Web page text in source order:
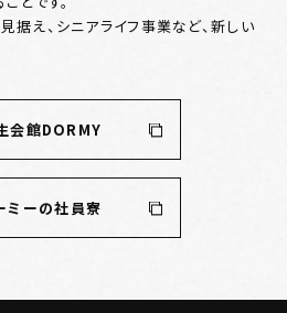
え、シニアライフ事業など、新しい
会館DORMY
ミーの社員寮